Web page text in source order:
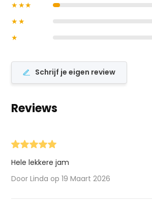
★★★
★★
★
Schrijf je eigen review
Reviews
Hele lekkere jam
Door Linda op 19 Maart 2026